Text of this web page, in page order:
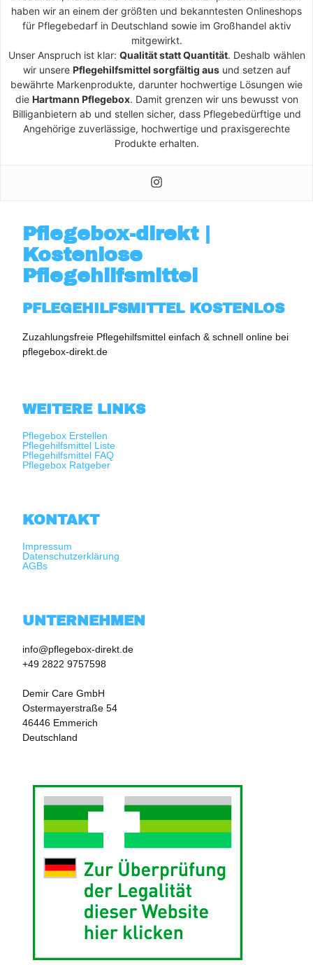
haben wir an einem der größten und bekanntesten Onlineshops
für Pflegebedarf in Deutschland sowie im Großhandel aktiv
mitgewirkt.
Unser Anspruch ist klar: Qualität statt Quantität. Deshalb wählen
wir unsere Pflegehilfsmittel sorgfältig ausund setzen auf
bewährte Markenprodukte, darunter hochwertige Lösungen wie
die Hartmann Pflegebox. Damit grenzen wir uns bewusst von
Billiganbietern ab und stellen sicher, dass Pflegebedürftige und
Angehörige zuverlässige, hochwertige und praxisgerechte
Produkte erhalten.
Pflegebox-direkt |
Kostenlose
Pflegehilfsmittel
PFLEGEHILFSMITTEL KOSTENLOS
Zuzahlungsfreie Pflegehilfsmittel einfach & schnell online bei
pflegebox-direkt.de
WEITERE LINKS
Pflegebox Erstellen
Pflegehilfsmittel Liste
Pflegehilfsmittel FAQ
Pflegebox Ratgeber
KONTAKT
Impressum
Datenschutzerklärung
AGBs
UNTERNEHMEN
info@pflegebox-direkt.de
+49 2822 9757598
Demir Care GmbH
Ostermayerstraße 54
46446 Emmerich